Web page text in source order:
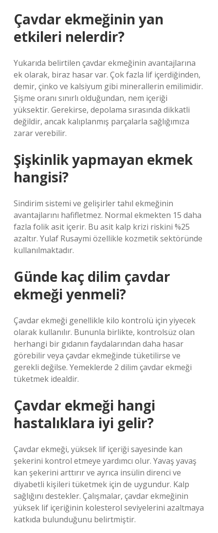
Çavdar ekmeğinin yan
etkileri nelerdir?
Yukarıda belirtilen çavdar ekmeğinin avantajlarına
ek olarak, biraz hasar var. Çok fazla lif içerdiğinden,
demir, çinko ve kalsiyum gibi minerallerin emilimidir.
Şişme oranı sınırlı olduğundan, nem içeriği
yüksektir. Gerekirse, depolama sırasında dikkatli
değildir, ancak kalıplanmış parçalarla sağlığımıza
zarar verebilir.
Şişkinlik yapmayan ekmek
hangisi?
Sindirim sistemi ve gelişirler tahıl ekmeğinin
avantajlarını hafifletmez. Normal ekmekten 15 daha
fazla folik asit içerir. Bu asit kalp krizi riskini %25
azaltır. Yulaf Rusaymi özellikle kozmetik sektöründe
kullanılmaktadır.
Günde kaç dilim çavdar
ekmeği yenmeli?
Çavdar ekmeği genellikle kilo kontrolü için yiyecek
olarak kullanılır. Bununla birlikte, kontrolsüz olan
herhangi bir gıdanın faydalarından daha hasar
görebilir veya çavdar ekmeğinde tüketilirse ve
gerekli değilse. Yemeklerde 2 dilim çavdar ekmeği
tüketmek idealdir.
Çavdar ekmeği hangi
hastalıklara iyi gelir?
Çavdar ekmeği, yüksek lif içeriği sayesinde kan
şekerini kontrol etmeye yardımcı olur. Yavaş yavaş
kan şekerini arttırır ve ayrıca insülin direnci ve
diyabetli kişileri tüketmek için de uygundur. Kalp
sağlığını destekler. Çalışmalar, çavdar ekmeğinin
yüksek lif içeriğinin kolesterol seviyelerini azaltmaya
katkıda bulunduğunu belirtmiştir.